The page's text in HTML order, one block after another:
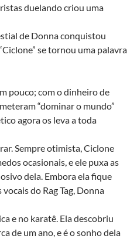
duelando criou uma
de Donna conquistou
se tornou uma palavra
pouco; com o dinheiro de
“dominar o mundo”
agora os leva a toda
Sempre otimista, Ciclone
ocasionais, e ele puxa as
dela. Embora ela fique
do Rag Tag, Donna
e no karatê. Ela descobriu
de um ano, e é o sonho dela